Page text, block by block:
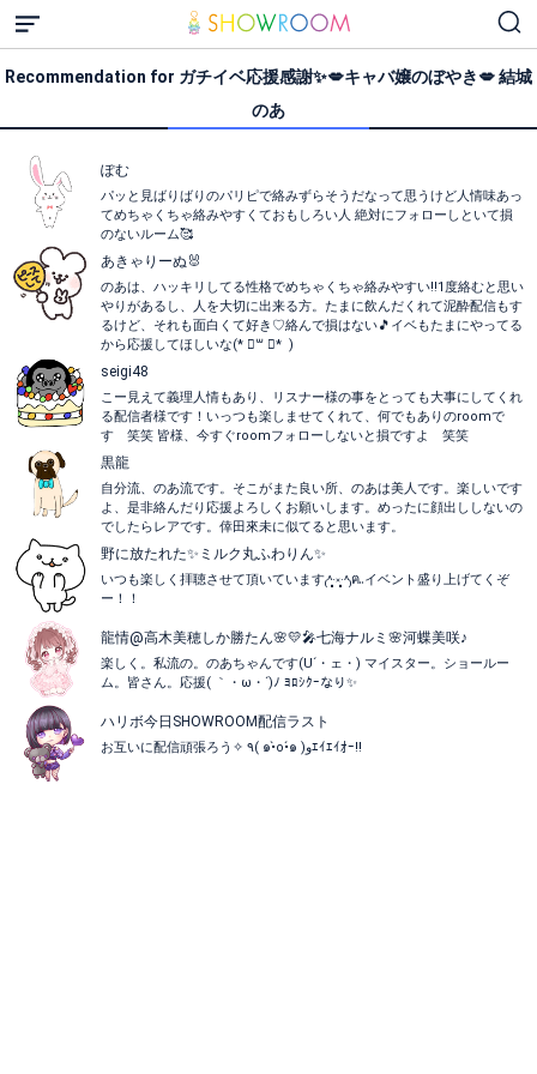
Recommendation for ガチイベ応援感謝✨💋キャバ嬢のぼやき💋 結城
のあ
ぽむ
パッと見ばりばりのパリピで絡みずらそうだなって思うけど人情味あっ
てめちゃくちゃ絡みやすくておもしろい人 絶対にフォローしといて損
のないルーム🥰
あきゃりーぬ🐰
のあは、ハッキリしてる性格でめちゃくちゃ絡みやすい‼️1度絡むと思い
やりがあるし、人を大切に出来る方。たまに飲んだくれて泥酔配信もす
るけど、それも面白くて好き♡絡んで損はない🎵イベもたまにやってる
から応援してほしいな(* ॑꒳ ॑* )
seigi48
こー見えて義理人情もあり、リスナー様の事をとっても大事にしてくれ
る配信者様です！いっつも楽しませてくれて、何でもありのroomで
す 笑笑 皆様、今すぐroomフォローしないと損ですよ 笑笑
黒龍
自分流、のあ流です。そこがまた良い所、のあは美人です。楽しいです
よ、是非絡んだり応援よろしくお願いします。めったに顔出ししないの
でしたらレアです。倖田來未に似てると思います。
野に放たれた✨ミルク丸ふわりん✨
いつも楽しく拝聴させて頂いています₍˄·͈༝·͈˄₎ฅ˒˒イベント盛り上げてくぞ
ー！！
龍情@高木美穂しか勝たん🌸💛🎤七海ナルミ🌸河蝶美咲♪
楽しく。私流の。のあちゃんです(U´・ェ・) マイスター。ショールー
ム。皆さん。応援( ｀・ω・´)ﾉ ﾖﾛｼｸｰなり✨
ハリボ今日SHOWROOM配信ラスト
お互いに配信頑張ろう✧ ٩( ๑•̀o•́๑ )وｴｲｴｲｵｰ!!